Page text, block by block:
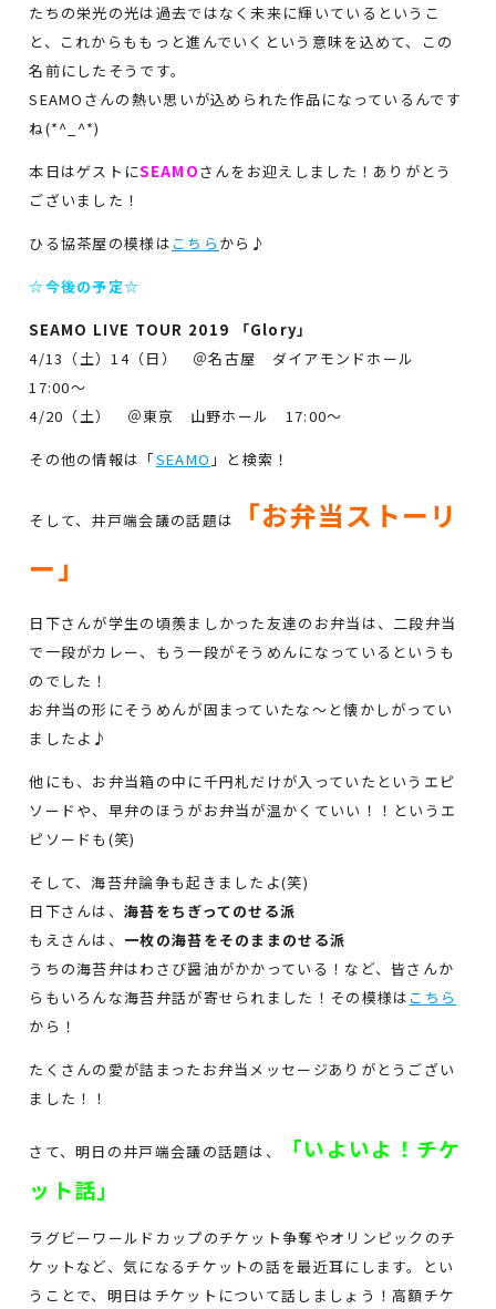
たちの栄光の光は過去ではなく未来に輝いているというこ
と、これからももっと進んでいくという意味を込めて、この
名前にしたそうです。
SEAMOさんの熱い思いが込められた作品になっているんです
ね(*^_^*)
本日はゲストにSEAMOさんをお迎えしました！ありがとう
ございました！
ひる協茶屋の模様は こちら から♪
☆今後の予定☆
SEAMO LIVE TOUR 2019 「Glory」
4/13（土）14（日） ＠名古屋 ダイアモンドホール
17:00～
4/20（土） ＠東京 山野ホール 17:00～
その他の情報は「SEAMO 」と検索！
そして、井戸端会議の話題は
「お弁当ストーリ
ー」
日下さんが学生の頃羨ましかった友達のお弁当は、二段弁当
で一段がカレー、もう一段がそうめんになっているというも
のでした！
お弁当の形にそうめんが固まっていたな～と懐かしがってい
ましたよ♪
他にも、お弁当箱の中に千円札だけが入っていたというエピ
ソードや、早弁のほうがお弁当が温かくていい！！というエ
ピソードも(笑)
そして、海苔弁論争も起きましたよ(笑)
日下さんは、海苔をちぎってのせる派
もえさんは、 一枚の海苔をそのままのせる派
うちの海苔弁はわさび醤油がかかっている！など、皆さんか
らもいろんな海苔弁話が寄せられました！その模様は こちら
から！
たくさんの愛が詰まったお弁当メッセージありがとうござい
ました！！
さて、明日の井戸端会議の話題は、
「いよいよ！チケ
ット話」
ラグビーワールドカップのチケット争奪やオリンピックのチ
ケットなど、気になるチケットの話を最近耳にします。とい
うことで、明日はチケットについて話しましょう！高額チケ